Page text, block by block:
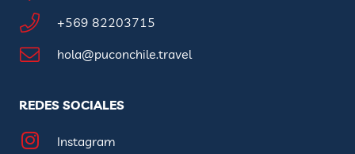
+569 82203715
hola@puconchile.travel
REDES SOCIALES
Instagram